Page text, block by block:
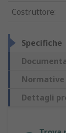
Costruttore:
Specifiche
Normative
Dettagli